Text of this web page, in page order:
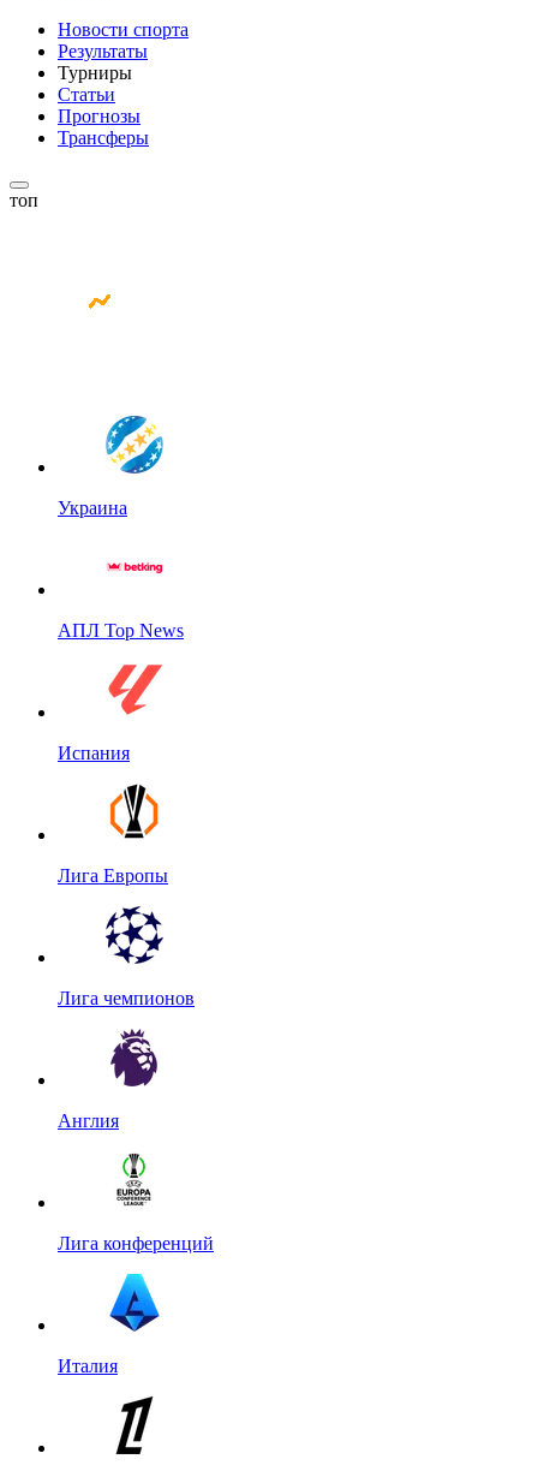
Новости спорта
Результаты
Турниры
Статьи
Прогнозы
Трансферы
топ
Украина
АПЛ Top News
Испания
Лига Европы
Лига чемпионов
Англия
Лига конференций
Италия